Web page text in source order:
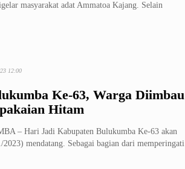
masyarakat adat Ammatoa Kajang. Selain
Ke-63, Warga Diimbau
Hitam
12:00
– Hari Jadi Kabupaten Bulukumba Ke-63 akan
mendatang. Sebagai bagian dari memperingati